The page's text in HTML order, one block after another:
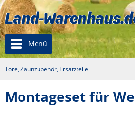
Menü
Tore, Zaunzubehör, Ersatzteile
Montageset für